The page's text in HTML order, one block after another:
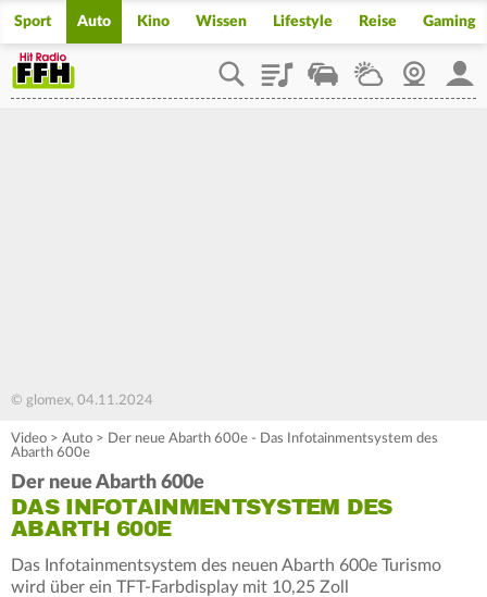
Sport Auto Kino Wissen Lifestyle Reise Gaming
PlaylistStaupilotWetterWebcam
© glomex, 04.11.2024
Video > Auto > Der neue Abarth 600e - Das Infotainmentsystem des
Abarth 600e
Der neue Abarth 600e
DAS INFOTAINMENTSYSTEM DES
ABARTH 600E
Das Infotainmentsystem des neuen Abarth 600e Turismo
wird über ein TFT-Farbdisplay mit 10,25 Zoll